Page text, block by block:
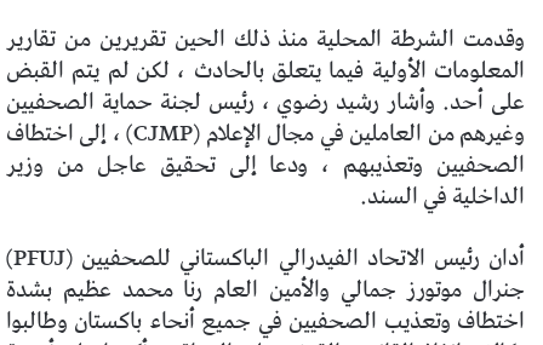
وقدمت الشرطة المحلية منذ ذلك الحين تقريرين من تقارير
المعلومات الأولية فيما يتعلق بالحادث ، لكن لم يتم القبض
على أحد. وأشار رشيد رضوي ، رئيس لجنة حماية الصحفيين
وغيرهم من العاملين في مجال الإعلام (CJMP) ، إلى اختطاف
الصحفيين وتعذيبهم ، ودعا إلى تحقيق عاجل من وزير
الداخلية في السند.
أدان رئيس الاتحاد الفيدرالي الباكستاني للصحفيين (PFUJ)
جنرال موتورز جمالي والأمين العام رنا محمد عظيم بشدة
اختطاف وتعذيب الصحفيين في جميع أنحاء باكستان وطالبوا